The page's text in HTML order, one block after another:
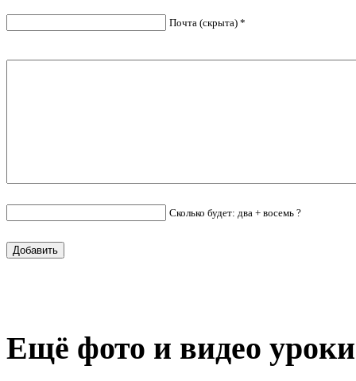
Почта (скрыта) *
Сколько будет: два + восемь ?
Ещё фото и видео